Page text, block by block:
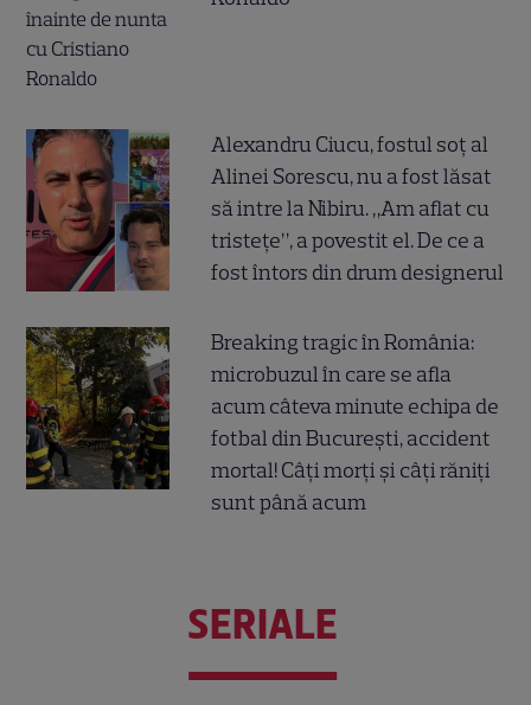
Alexandru Ciucu, fostul soț al
Alinei Sorescu, nu a fost lăsat
să intre la Nibiru. „Am aflat cu
tristețe”, a povestit el. De ce a
fost întors din drum designerul
Breaking tragic în România:
microbuzul în care se afla
acum câteva minute echipa de
fotbal din București, accident
mortal! Câți morți și câți răniți
sunt până acum
SERIALE